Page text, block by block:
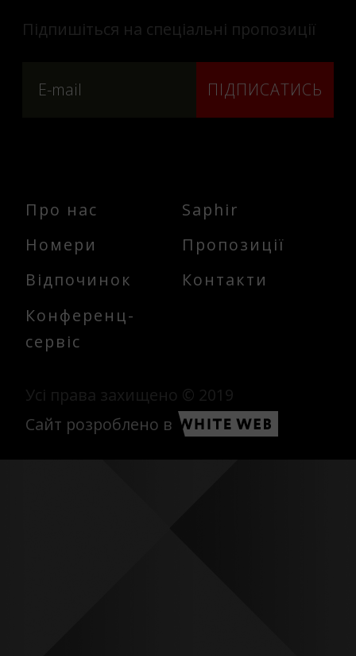
Підпишіться на спеціальні пропозиції
ПІДПИСАТИСЬ
Про нас
Номери
Відпочинок
Конференц-
сервіс
Saphir
Пропозиції
Контакти
Усі права захищено © 2019
Сайт розроблено в